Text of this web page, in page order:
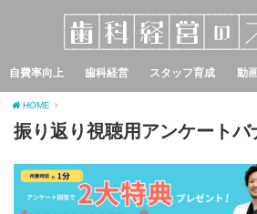
自費率向上 歯科経営 スタッフ育成 動
HOME
振り返り視聴用アンケートバ